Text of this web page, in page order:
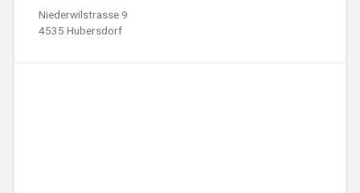
Niederwilstrasse 9
4535 Hubersdorf